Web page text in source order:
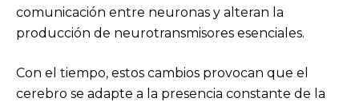
comunicación entre neuronas y alteran la
producción de neurotransmisores esenciales.
Con el tiempo, estos cambios provocan que el
cerebro se adapte a la presencia constante de la